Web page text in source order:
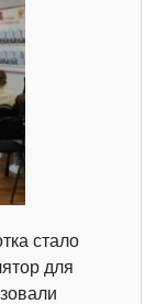
стало
для